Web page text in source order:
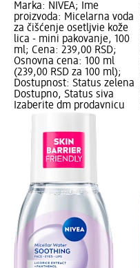
Marka: NIVEA; Ime
proizvoda: Micelarna voda
za čišćenje osetljvie kože
lica - mini pakovanje, 100
ml; Cena: 239,00 RSD;
Osnovna cena: 100 ml
(239,00 RSD za 100 ml);
Dostupnost: Status zelena
Dostupno, Status siva
Izaberite dm prodavnicu